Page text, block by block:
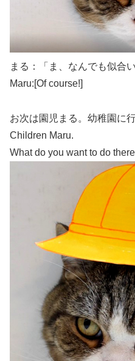
まる：「ま、なんでも似合
Maru:[Of course!]
お次は園児まる。幼稚園に
Children Maru.
What do you want to do